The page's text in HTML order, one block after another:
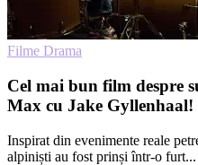
Filme Drama
Cel mai bun film despre
Max cu Jake Gyllenhaal!
Inspirat din evenimente reale
alpiniști au fost prinși într-o furt...